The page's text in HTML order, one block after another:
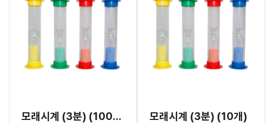
모래시계 (3분) (100개) 모래시계 (3분) (10개)